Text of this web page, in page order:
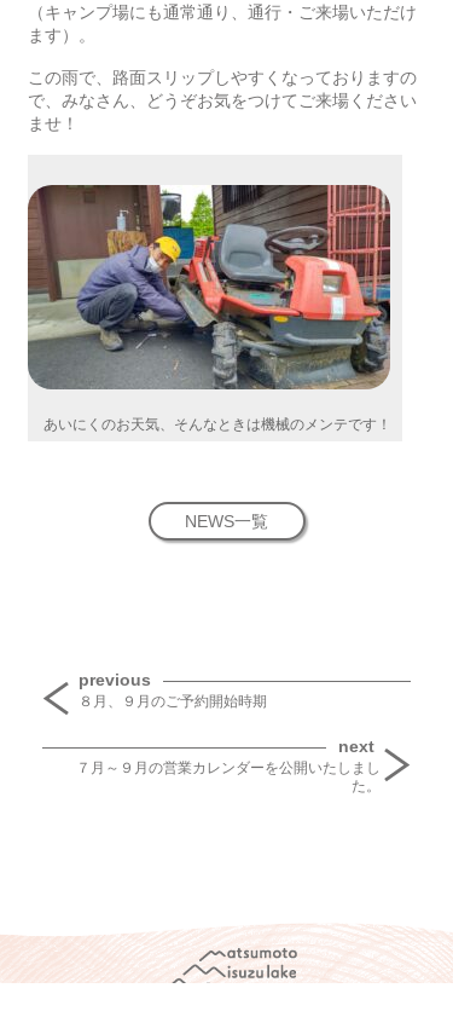
（キャンプ場にも通常通り、通行・ご来場いただけ
ます）。
この雨で、路面スリップしやすくなっておりますの
で、みなさん、どうぞお気をつけてご来場ください
ませ！
あいにくのお天気、そんなときは機械のメンテです！
NEWS一覧
投稿ナビゲーション
previous
８月、９月のご予約開始時期
７月～９月の営業カレンダーを公開いたしまし
た。
next